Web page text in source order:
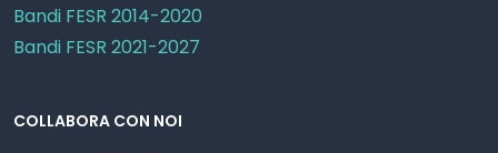
Bandi FESR 2014-2020
Bandi FESR 2021-2027
COLLABORA CON NOI